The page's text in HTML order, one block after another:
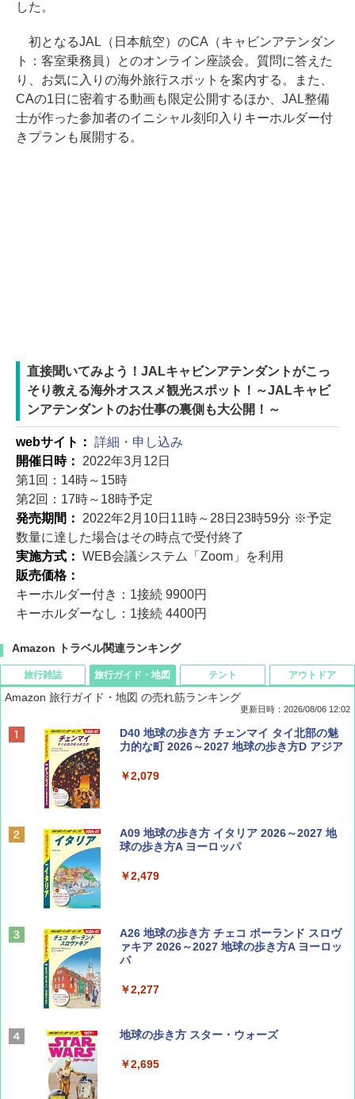
した。
初となるJAL（日本航空）のCA（キャビンアテンダン
ト：客室乗務員）とのオンライン座談会。質問に答えた
り、お気に入りの海外旅行スポットを案内する。また、
CAの1日に密着する動画も限定公開するほか、JAL整備
士が作った参加者のイニシャル刻印入りキーホルダー付
きプランも展開する。
直接聞いてみよう！JALキャビンアテンダントがこっ
そり教える海外オススメ観光スポット！～JALキャビ
ンアテンダントのお仕事の裏側も大公開！～
webサイト： 詳細・申し込み
開催日時： 2022年3月12日
第1回：14時～15時
第2回：17時～18時予定
発売期間： 2022年2月10日11時～28日23時59分 ※予定
数量に達した場合はその時点で受付終了
実施方式： WEB会議システム「Zoom」を利用
販売価格：
キーホルダー付き：1接続 9900円
キーホルダーなし：1接続 4400円
Amazon トラベル関連ランキング
旅行雑誌
ディズニーファン ２０２６年 ９月号 [雑
誌] (ＤＩＳＮＥＹ ＦＡＮ)
￥713
Coyote No.89 特集 星野道夫 夢見る旅
山と溪谷 2026年8月号「南アルプス大全」
￥1,540
AIRLINE（エアライン）2026年9月号【特
旅行ガイド・地図
Amazon 旅行ガイド・地図 の売れ筋ランキング
更新日時：2026/08/06 12:02
D40 地球の歩き方 チェンマイ タイ北部の魅
力的な町 2026～2027 地球の歩き方D アジア
￥2,079
A09 地球の歩き方 イタリア 2026～2027 地
球の歩き方A ヨーロッパ
￥2,479
A26 地球の歩き方 チェコ ポーランド スロヴ
ァキア 2026～2027 地球の歩き方A ヨーロッ
パ
￥2,277
地球の歩き方 スター・ウォーズ
￥2,695
テント アウトドア